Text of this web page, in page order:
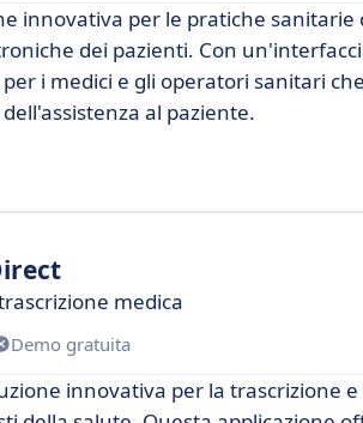
innovativa per le pratiche
dei pazienti. Con
i medici e gli operatori sanitari
al paziente.
medica
Demo gratuita
innovativa per la trascrizione